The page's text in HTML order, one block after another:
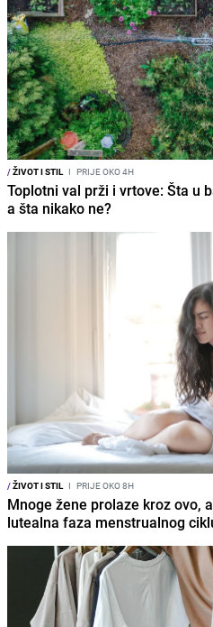
/ŽIVOT I STIL I PRIJE OKO 4H
Toplotni val prži i vrtove: Šta u
a šta nikako ne?
/ŽIVOT I STIL I PRIJE OKO 8H
Mnoge žene prolaze kroz ovo,
lutealna faza menstrualnog